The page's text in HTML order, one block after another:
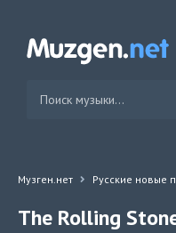
Музген.нет Русские новые
The Rolling